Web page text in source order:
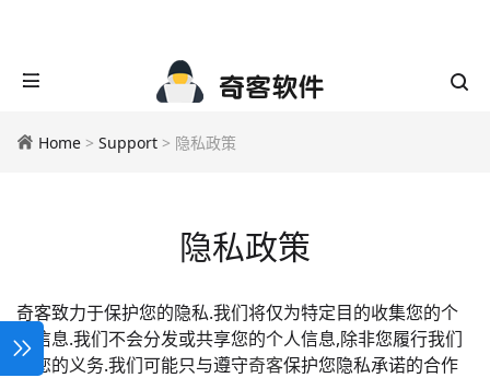
Home > Support > 隐私政策
隐私政策
奇客致力于保护您的隐私.我们将仅为特定目的收集您的个
人信息.我们不会分发或共享您的个人信息,除非您履行我们
对您的义务.我们可能只与遵守奇客保护您隐私承诺的合作